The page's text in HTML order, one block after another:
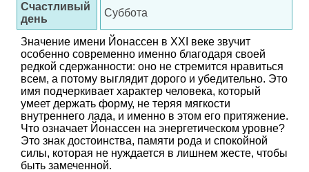
Счастливый
день
Суббота
Значение имени Йонассен в XXI веке звучит
особенно современно именно благодаря своей
редкой сдержанности: оно не стремится нравиться
всем, а потому выглядит дорого и убедительно. Это
имя подчеркивает характер человека, который
умеет держать форму, не теряя мягкости
внутреннего лада, и именно в этом его притяжение.
Что означает Йонассен на энергетическом уровне?
Это знак достоинства, памяти рода и спокойной
силы, которая не нуждается в лишнем жесте, чтобы
быть замеченной.